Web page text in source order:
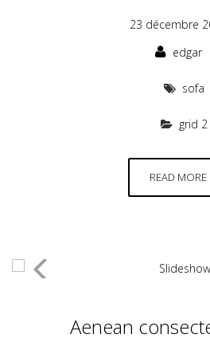
23 décembre
edgar
sofa
grid 2
READ MORE
Aenean